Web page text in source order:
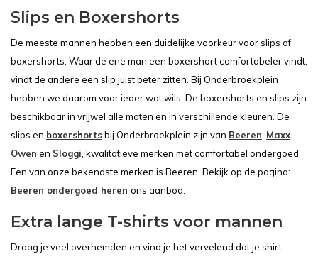
Slips en Boxershorts
De meeste mannen hebben een duidelijke voorkeur voor slips of
boxershorts. Waar de ene man een boxershort comfortabeler vindt,
vindt de andere een slip juist beter zitten. Bij Onderbroekplein
hebben we daarom voor ieder wat wils. De boxershorts en slips zijn
beschikbaar in vrijwel alle maten en in verschillende kleuren. De
slips en boxershortsbij Onderbroekplein zijn van Beeren Maxx
Owen en Sloggi , kwalitatieve merken met comfortabel ondergoed.
Een van onze bekendste merken is Beeren. Bekijk op de pagina:
Beeren ondergoed heren ons aanbod.
Extra lange T-shirts voor mannen
Draag je veel overhemden en vind je het vervelend dat je shirt